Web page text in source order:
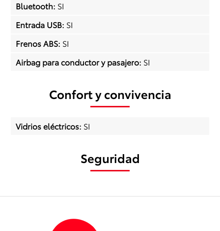
Bluetooth: SI
Entrada USB: SI
Frenos ABS: SI
Airbag para conductor y pasajero: SI
Confort y convivencia
Vidrios eléctricos: SI
Seguridad